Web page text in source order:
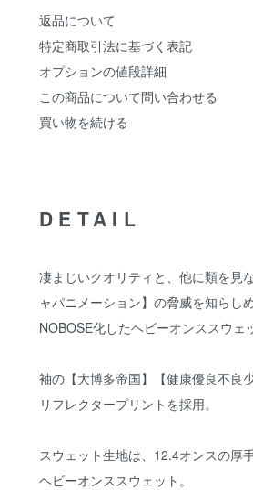
返品について
特定商取引法に基づく表記
オプションの値段詳細
この商品について問い合わせる
買い物を続ける
DETAIL
凄まじいクオリティと、他に類を見
ャパニメーション】の脅威を知らし
NOBOSE化したヘビーオンススウェ
袖の【大博多帝国】【健康優良不良
リフレクタープリントを採用。
スウェット生地は、12.4オンスの厚
ヘビーオンススウェット。